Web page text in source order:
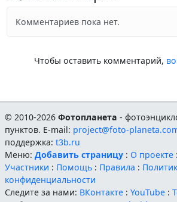
Комментариев пока нет.
Чтобы оставить комментарий,
© 2010-2026Фотопланета -
пунктов. E-mail: project@foto-
поддержка:t3b.ru
Меню:Добавить страницу : О проекте :
Участники : Помощь : Правила :
конфиденциальности
Следите за нами: ВКонтакте :YouTube :